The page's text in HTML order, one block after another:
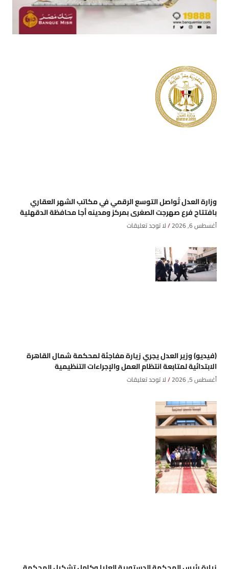
وزارة العدل تُواصل التوسع الرقمي في مكاتب الشهر العقاري
بافتتاح فرع صهرجت الصغرى بمركز ومدينه أجا محافظة الدقهلية
أغسطس 6, 2026 لا توجد تعليقات
(فيديو) وزير العدل يجري زيارة مفاجئة لمحكمة شمال القاهرة
الابتدائية لمتابعة انتظام العمل والإجراءات التنظيمية
أغسطس 5, 2026 لا توجد تعليقات